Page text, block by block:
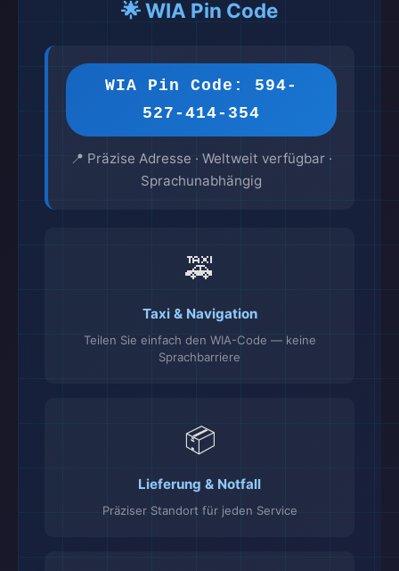
🌟 WIA Pin Code
WIA Pin Code: 594-
527-414-354
📍 Präzise Adresse · Weltweit verfügbar ·
Sprachunabhängig
🚕
Taxi & Navigation
Teilen Sie einfach den WIA-Code — keine
Sprachbarriere
📦
Lieferung & Notfall
Präziser Standort für jeden Service